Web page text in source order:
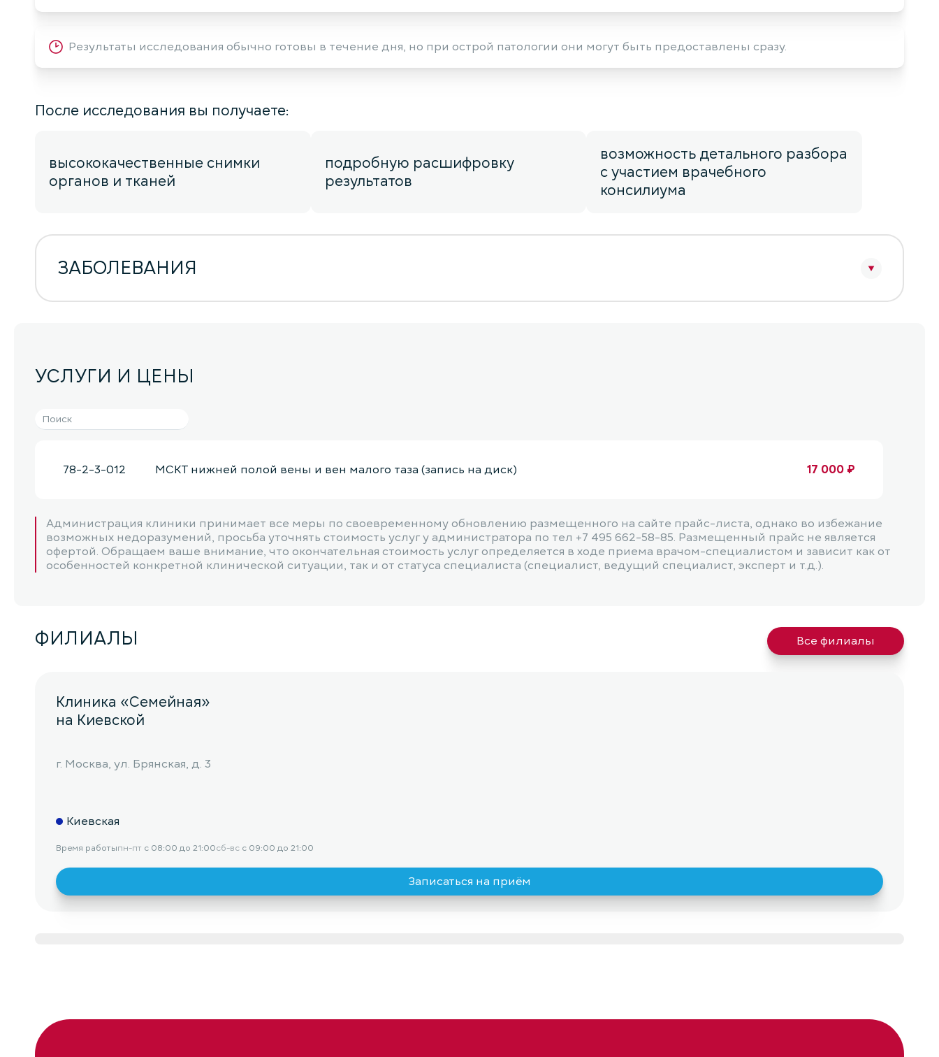
Результаты исследования обычно готовы в течение дня, но при острой патологии они могут быть предоставлены сразу.
После исследования вы получаете:
высококачественные снимки
органов и тканей
подробную расшифровку
результатов
возможность детального разбора
с участием врачебного
консилиума
ЗАБОЛЕВАНИЯ
УСЛУГИ И ЦЕНЫ
78-2-3-012 МСКТ нижней полой вены и вен малого таза (запись на диск) 17 000 ₽
Администрация клиники принимает все меры по своевременному обновлению размещенного на сайте прайс-листа, однако во избежание
возможных недоразумений, просьба уточнять стоимость услуг у администратора по тел +7 495 662-58-85. Размещенный прайс не является
офертой. Обращаем ваше внимание, что окончательная стоимость услуг определяется в ходе приема врачом-специалистом и зависит как от
особенностей конкретной клинической ситуации, так и от статуса специалиста (специалист, ведущий специалист, эксперт и т.д.).
ФИЛИАЛЫ Все филиалы
Клиника «Семейная»
на Киевской
г. Москва, ул. Брянская, д. 3
Киевская
Время работыпн-пт с 08:00 до 21:00сб-вс с 09:00 до 21:00
Записаться на приём